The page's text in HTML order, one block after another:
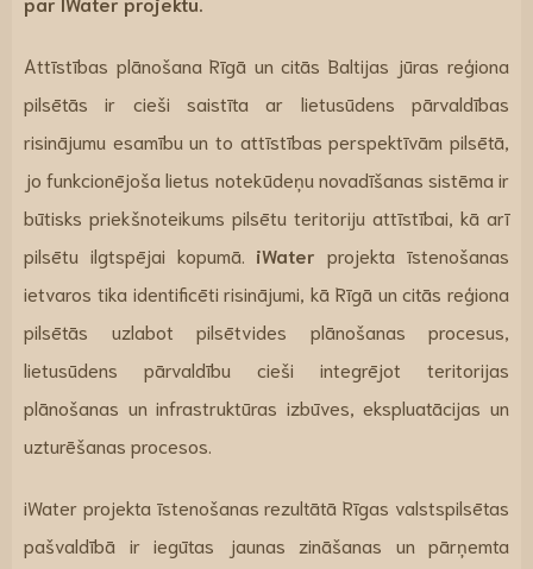
Attīstības plānošana Rīgā un citās Baltijas jūras reģiona
pilsētās ir cieši saistīta ar lietusūdens pārvaldības
risinājumu esamību un to attīstības perspektīvām pilsētā,
jo funkcionējoša lietus notekūdeņu novadīšanas sistēma ir
būtisks priekšnoteikums pilsētu teritoriju attīstībai, kā arī
pilsētu ilgtspējai kopumā. iWater projekta īstenošanas
ietvaros tika identificēti risinājumi, kā Rīgā un citās reģiona
pilsētās uzlabot pilsētvides plānošanas procesus,
lietusūdens pārvaldību cieši integrējot teritorijas
plānošanas un infrastruktūras izbūves, ekspluatācijas un
uzturēšanas procesos.
iWater projekta īstenošanas rezultātā Rīgas valstspilsētas
pašvaldībā ir iegūtas jaunas zināšanas un pārņemta